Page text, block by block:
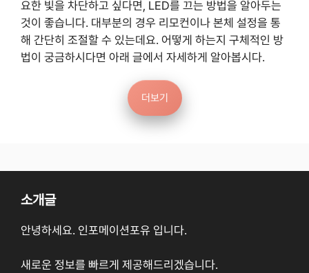
요한 빛을 차단하고 싶다면, LED를 끄는 방법을 알아두는
것이 좋습니다. 대부분의 경우 리모컨이나 본체 설정을 통
해 간단히 조절할 수 있는데요. 어떻게 하는지 구체적인 방
법이 궁금하시다면 아래 글에서 자세하게 알아봅시다.
더보기
소개글
안녕하세요. 인포메이션포유 입니다.
새로운 정보를 빠르게 제공해드리겠습니다.